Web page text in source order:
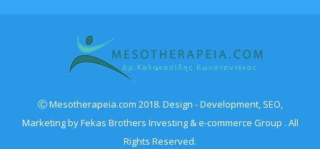
Ⓒ Mesotherapeia.com 2018. Design - Development, SEO,
Marketing by Fekas Brothers Investing & e-commerce Group . All
Rights Reserved.